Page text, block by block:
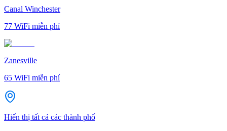
Canal Winchester
77 WiFi miễn phí
Zanesville
65 WiFi miễn phí
Hiển thị tất cả các thành phố